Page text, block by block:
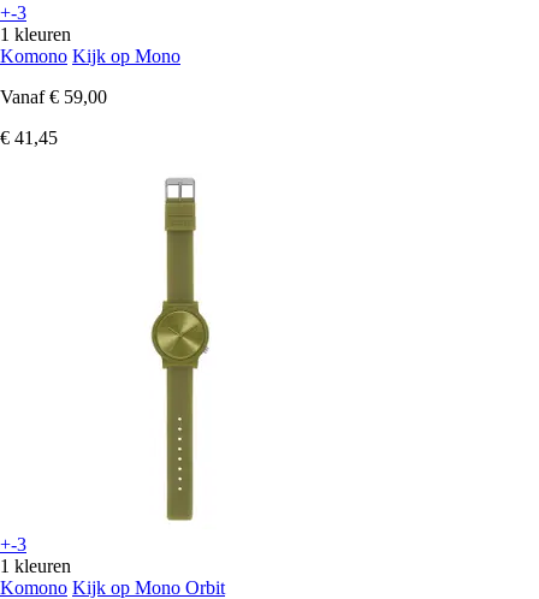
+-3
1 kleuren
Komono Kijk op Mono
Vanaf € 59,00
€ 41,45
+-3
1 kleuren
Komono Kijk op Mono Orbit